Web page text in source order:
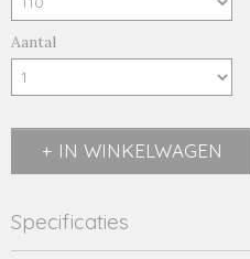
Aantal
IN WINKELWAGEN
Specificaties